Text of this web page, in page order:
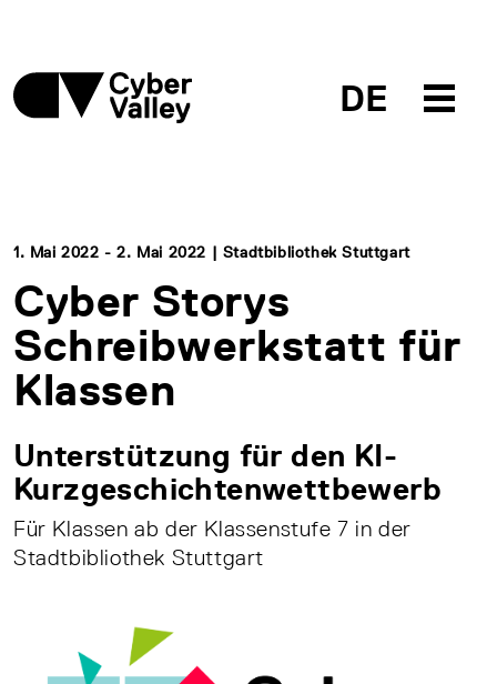
DE
1. Mai 2022 - 2. Mai 2022 | Stadtbibliothek Stuttgart
Cyber Storys
Schreibwerkstatt für
Klassen
Unterstützung für den KI-
Kurzgeschichtenwettbewerb
Für Klassen ab der Klassenstufe 7 in der
Stadtbibliothek Stuttgart